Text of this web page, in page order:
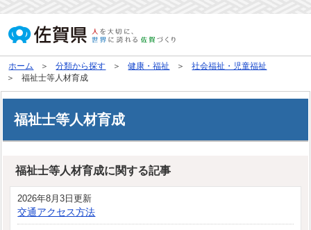
ホーム 分類から探す 健康・福祉
社会福祉・児童福祉
福祉士等人材育成
福祉士等人材育成
福祉士等人材育成に関する記事
2026年8月3日更新
交通アクセス方法